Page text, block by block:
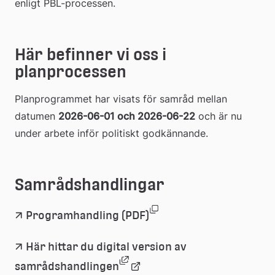
enligt PBL-processen.
Här befinner vi oss i
planprocessen
Planprogrammet har visats för samråd mellan
datumen 2026-06-01 och 2026-06-22 och är nu
under arbete inför politiskt godkännande.
Samrådshandlingar
Programhandling (PDF) (pdf, 52.3 mb,
Här hittar du digital version av
samrådshandlingen
Länk till annan webbplats,
Länk